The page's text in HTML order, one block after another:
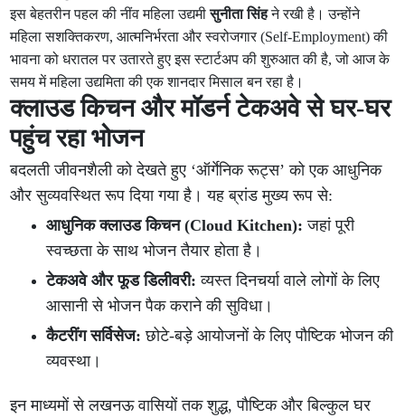
इस बेहतरीन पहल की नींव महिला उद्यमीसुनीता सिंहने रखी है। उन्होंने
महिला सशक्तिकरण, आत्मनिर्भरता और स्वरोजगार (Self-Employment) की
भावना को धरातल पर उतारते हुए इस स्टार्टअप की शुरुआत की है, जो आज के
समय में महिला उद्यमिता की एक शानदार मिसाल बन रहा है।
क्लाउड किचन और मॉडर्न टेकअवे से घर-घर
पहुंच रहा भोजन
बदलती जीवनशैली को देखते हुए ‘ऑर्गेनिक रूट्स’ को एक आधुनिक
और सुव्यवस्थित रूप दिया गया है। यह ब्रांड मुख्य रूप से:
आधुनिक क्लाउड किचन (Cloud Kitchen): जहां पूरी
स्वच्छता के साथ भोजन तैयार होता है।
टेकअवे और फूड डिलीवरी: व्यस्त दिनचर्या वाले लोगों के लिए
आसानी से भोजन पैक कराने की सुविधा।
कैटरींग सर्विसेज: छोटे-बड़े आयोजनों के लिए पौष्टिक भोजन की
व्यवस्था।
इन माध्यमों से लखनऊ वासियों तक शुद्ध, पौष्टिक और बिल्कुल घर